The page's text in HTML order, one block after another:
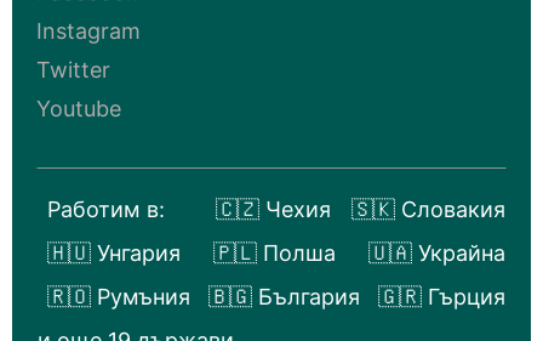
Instagram
Twitter
Youtube
Работим в: 🇨🇿 Чехия
🇸🇰 Словакия
🇭🇺 Унгария
🇵🇱 Полша
🇺🇦 Украйна
🇷🇴 Румъния
🇧🇬 България
🇬🇷 Гърция